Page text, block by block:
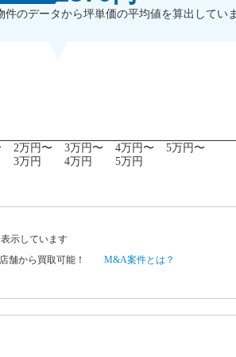
のデータから坪単価の平均値を算出してい
2万円〜
3万円
3万円〜
4万円
4万円〜
5万円
5万円〜
示しています
店舗から買取可能！ M&A案件とは？